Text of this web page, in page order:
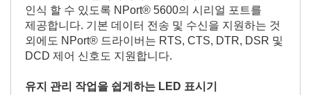
인식 할 수 있도록 NPort® 5600의 시리얼 포트를
제공합니다. 기본 데이터 전송 및 수신을 지원하는 것
외에도 NPort® 드라이버는 RTS, CTS, DTR, DSR 및
DCD 제어 신호도 지원합니다.
유지 관리 작업을 쉽게하는 LED 표시기